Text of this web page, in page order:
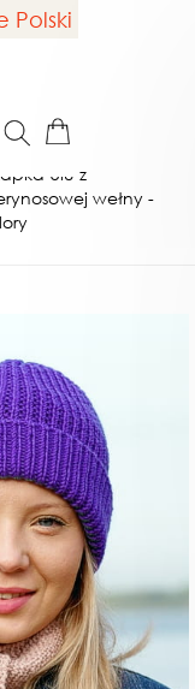
Polski
Ulu z
wełny -